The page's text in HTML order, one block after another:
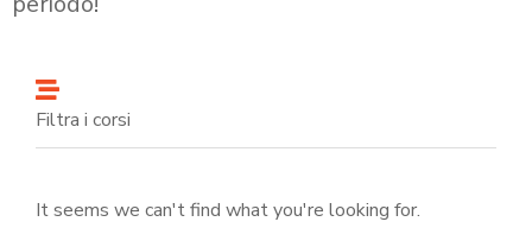
Filtra i corsi
It seems we can't find what you're looking for.